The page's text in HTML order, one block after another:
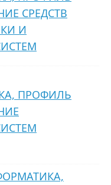
СРЕДСТВ
И
ПРОФИЛЬ